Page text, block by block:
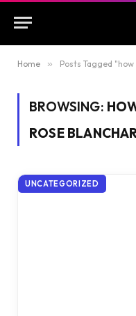
Home » Posts Tagged
BROWSING:
ROSE
UNCATEGORIZED